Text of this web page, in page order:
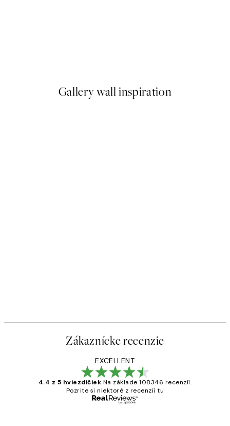
Gallery wall inspiration
Zákaznícke recenzie
EXCELLENT
4.4 z 5 hviezdičiek Na základe 108346 recenzií.
Pozrite si niektoré z recenzií tu